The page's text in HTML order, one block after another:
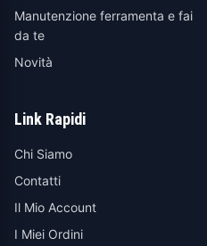
Manutenzione ferramenta e fai
da te
Novità
Link Rapidi
Chi Siamo
Contatti
Il Mio Account
I Miei Ordini